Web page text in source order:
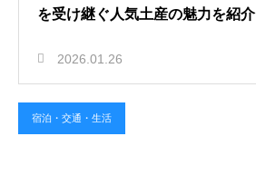
を受け継ぐ人気土産の魅力を紹介
2026.01.26
宿泊・交通・生活